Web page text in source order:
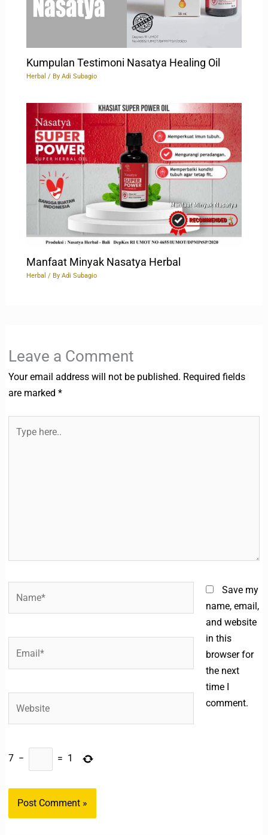
Kumpulan Testimoni Nasatya Healing Oil
Herbal / By Adi Subagio
Manfaat Minyak Nasatya Herbal
Herbal / By Adi Subagio
Leave a Comment
Your email address will not be published. Required fields
are marked *
here..
Save my
name, email,
and website
in this
browser for
the next
time I
comment.
7 − = 1